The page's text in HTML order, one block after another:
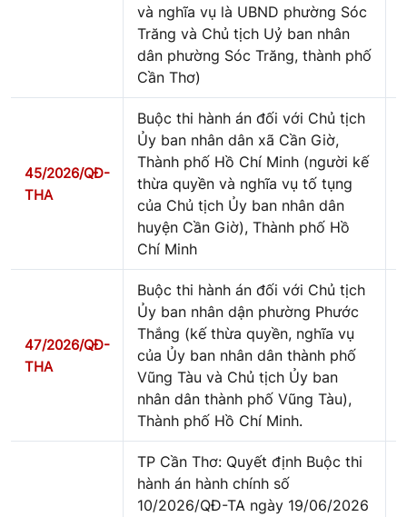
và nghĩa vụ là UBND phường Sóc
Trăng và Chủ tịch Uỷ ban nhân
dân phường Sóc Trăng, thành phố
Cần Thơ)
45/2026/QĐ-
THA
Buộc thi hành án đối với Chủ tịch
Ủy ban nhân dân xã Cần Giờ,
Thành phố Hồ Chí Minh (người kế
thừa quyền và nghĩa vụ tố tụng
của Chủ tịch Ủy ban nhân dân
huyện Cần Giờ), Thành phố Hồ
Chí Minh
47/2026/QĐ-
THA
Buộc thi hành án đối với Chủ tịch
Ủy ban nhân dận phường Phước
Thắng (kế thừa quyền, nghĩa vụ
của Ủy ban nhân dân thành phố
Vũng Tàu và Chủ tịch Ủy ban
nhân dân thành phố Vũng Tàu),
Thành phố Hồ Chí Minh.
TP Cần Thơ: Quyết định Buộc thi
hành án hành chính số
10/2026/QĐ-TA ngày 19/06/2026